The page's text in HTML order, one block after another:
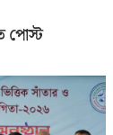
পোস্ট